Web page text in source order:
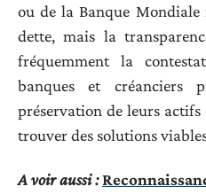
ou de la Banque
dette, mais la
fréquemment la
banques et créanciers
préservation de leurs
trouver des solutions
A voir aussi :